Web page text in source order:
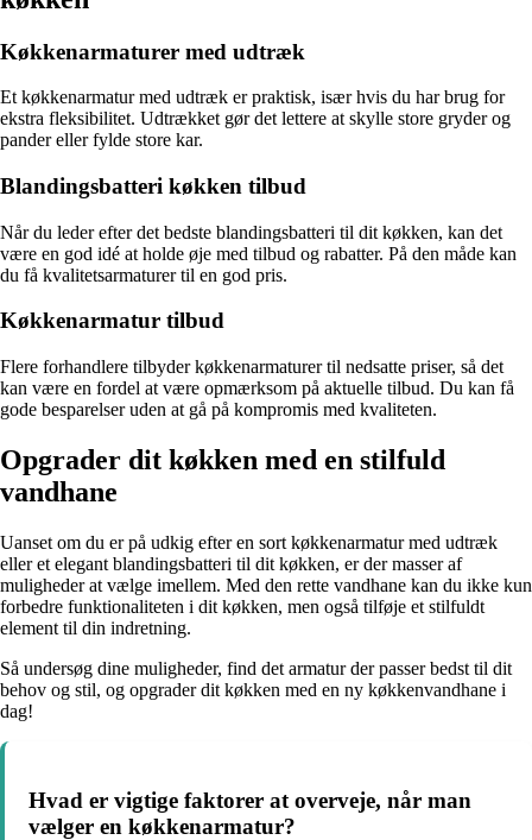
Køkkenarmaturer med udtræk
Et køkkenarmatur med udtræk er praktisk, især hvis du har brug for
ekstra fleksibilitet. Udtrækket gør det lettere at skylle store gryder og
pander eller fylde store kar.
Blandingsbatteri køkken tilbud
Når du leder efter det bedste blandingsbatteri til dit køkken, kan det
være en god idé at holde øje med tilbud og rabatter. På den måde kan
du få kvalitetsarmaturer til en god pris.
Køkkenarmatur tilbud
Flere forhandlere tilbyder køkkenarmaturer til nedsatte priser, så det
kan være en fordel at være opmærksom på aktuelle tilbud. Du kan få
gode besparelser uden at gå på kompromis med kvaliteten.
Opgrader dit køkken med en stilfuld
vandhane
Uanset om du er på udkig efter en sort køkkenarmatur med udtræk
eller et elegant blandingsbatteri til dit køkken, er der masser af
muligheder at vælge imellem. Med den rette vandhane kan du ikke kun
forbedre funktionaliteten i dit køkken, men også tilføje et stilfuldt
element til din indretning.
Så undersøg dine muligheder, find det armatur der passer bedst til dit
behov og stil, og opgrader dit køkken med en ny køkkenvandhane i
dag!
Hvad er vigtige faktorer at overveje, når man
vælger en køkkenarmatur?